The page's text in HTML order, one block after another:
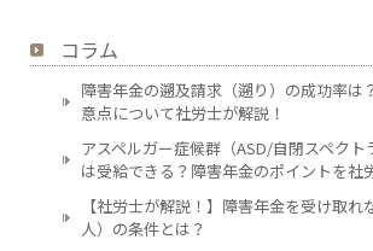
コラム
障害年金の遡及請求（遡り）の成功率は
意点について社労士が解説！
アスペルガー症候群（ASD/自閉スペク
は受給できる？障害年金のポイントを社
【社労士が解説！】障害年金を受け取れ
人）の条件とは？